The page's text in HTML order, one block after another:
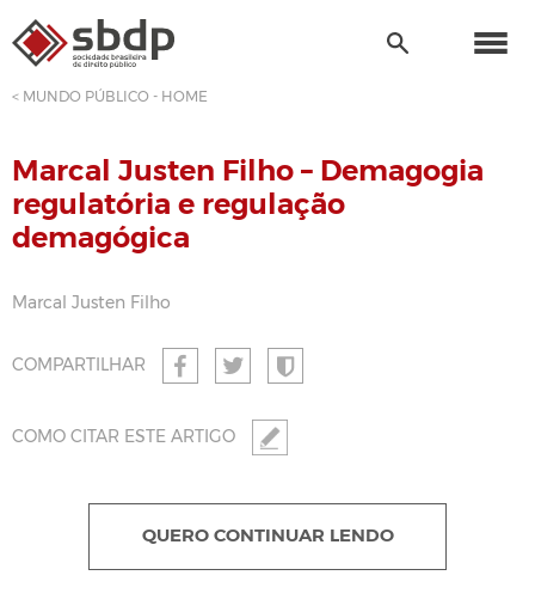
< MUNDO PÚBLICO - HOME
Marcal Justen Filho – Demagogia
regulatória e regulação
demagógica
COMPARTILHAR
Marcal Justen Filho
QUERO CONTINUAR LENDO
COMO CITAR ESTE ARTIGO